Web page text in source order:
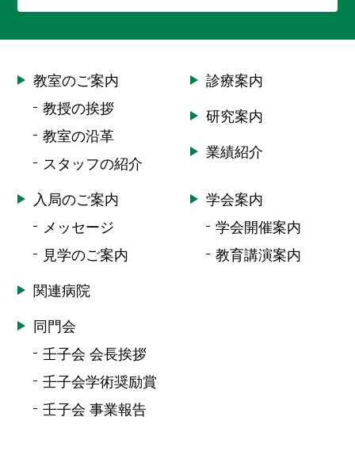
教室のご案内
教授の挨拶
教室の沿革
スタッフの紹介
診療案内
研究案内
業績紹介
入局のご案内
メッセージ
見学のご案内
学会案内
学会開催案内
教育講演案内
関連病院
同門会
壬子会 会長挨拶
壬子会学術奨励賞
壬子会 事業報告